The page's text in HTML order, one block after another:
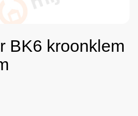
BK6 kroonklem